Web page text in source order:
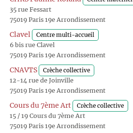
35 rue Fessart
75019 Paris 19e Arrondissement
Clavel Centre multi-accueil
6 bis rue Clavel
75019 Paris 19e Arrondissement
CNAVTS Crèche collective
12-14 rue de Joinville
75019 Paris 19e Arrondissement
Cours du 7ème Art Crèche collective
15 / 19 Cours du 7ème Art
75019 Paris 19e Arrondissement